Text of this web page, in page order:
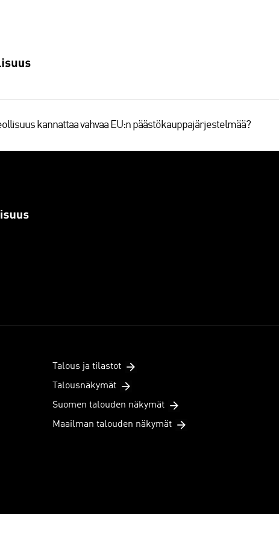
kannattaa vahvaa EU:n päästökauppajärjestelmää?
Talous ja tilastot
Talousnäkymät
Suomen talouden näkymät
Maailman talouden näkymät